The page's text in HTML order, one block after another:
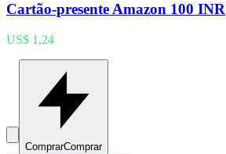
Cartão-presente Amazon 100 INR
US$ 1,24
ComprarComprar